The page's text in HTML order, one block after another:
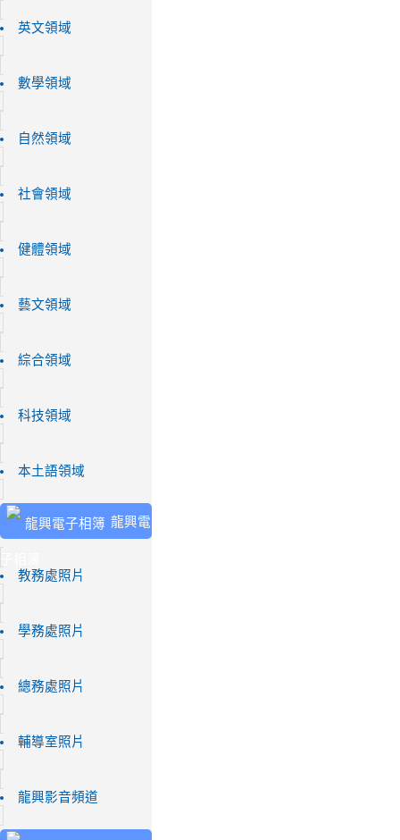
英文領域
數學領域
自然領域
社會領域
健體領域
藝文領域
綜合領域
科技領域
本土語領域
龍興電
教務處照片
學務處照片
總務處照片
輔導室照片
龍興影音頻道